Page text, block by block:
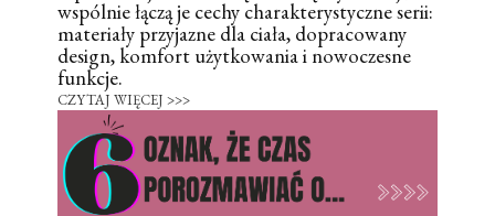
wspólnie łączą je cechy charakterystyczne serii:
materiały przyjazne dla ciała, dopracowany
design, komfort użytkowania i nowoczesne
funkcje.
CZYTAJ WIĘCEJ >>>